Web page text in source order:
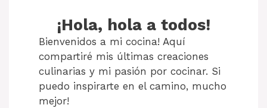
¡Hola, hola a todos!
Bienvenidos a mi cocina! Aquí
compartiré mis últimas creaciones
culinarias y mi pasión por cocinar. Si
puedo inspirarte en el camino, mucho
mejor!